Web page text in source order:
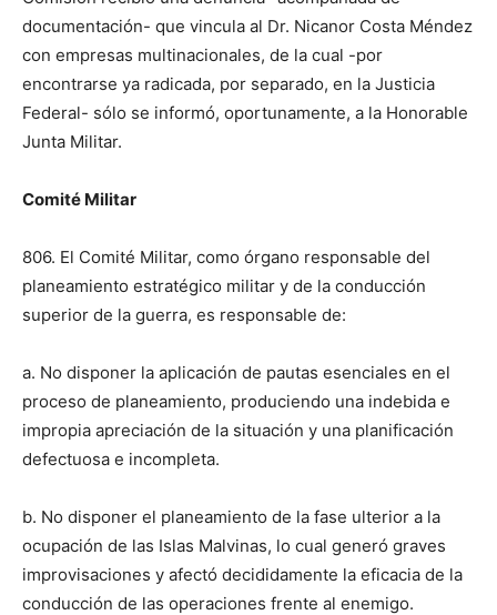
documentación- que vincula al Dr. Nicanor Costa Méndez
con empresas multinacionales, de la cual -por
encontrarse ya radicada, por separado, en la Justicia
Federal- sólo se informó, oportunamente, a la Honorable
Junta Militar.
Comité Militar
806. El Comité Militar, como órgano responsable del
planeamiento estratégico militar y de la conducción
superior de la guerra, es responsable de:
a. No disponer la aplicación de pautas esenciales en el
proceso de planeamiento, produciendo una indebida e
impropia apreciación de la situación y una planificación
defectuosa e incompleta.
b. No disponer el planeamiento de la fase ulterior a la
ocupación de las Islas Malvinas, lo cual generó graves
improvisaciones y afectó decididamente la eficacia de la
conducción de las operaciones frente al enemigo.